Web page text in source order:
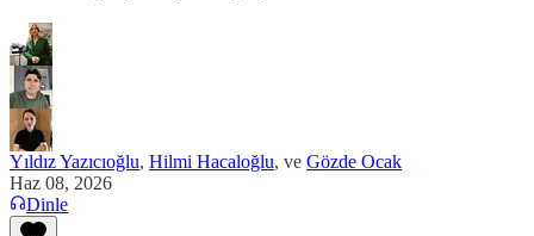
Yıldız Yazıcıoğlu, Hilmi Hacaloğlu, ve Gözde Ocak
Haz 08, 2026
Dinle